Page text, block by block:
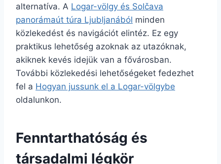
alternatíva. A Logar-völgy és Solčava
panorámaút túra Ljubljanából minden
közlekedést és navigációt elintéz. Ez egy
praktikus lehetőség azoknak az utazóknak,
akiknek kevés idejük van a fővárosban.
További közlekedési lehetőségeket fedezhet
fel a Hogyan jussunk el a Logar-völgybe
oldalunkon.
Fenntarthatóság és
társadalmi légkör